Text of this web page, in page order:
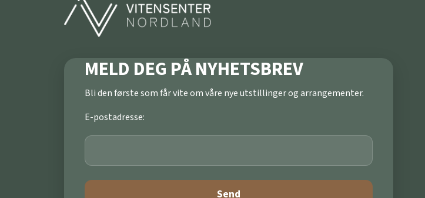
MELD DEG PÅ NYHETSBREV
Bli den første som får vite om våre nye utstillinger og arrangementer.
E-postadresse: